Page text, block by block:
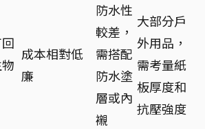
成本相對低
廉
防水性
較差，
需搭配
防水塗
層或內
襯
大部分戶
外用品，
需考量紙
板厚度和
抗壓強度